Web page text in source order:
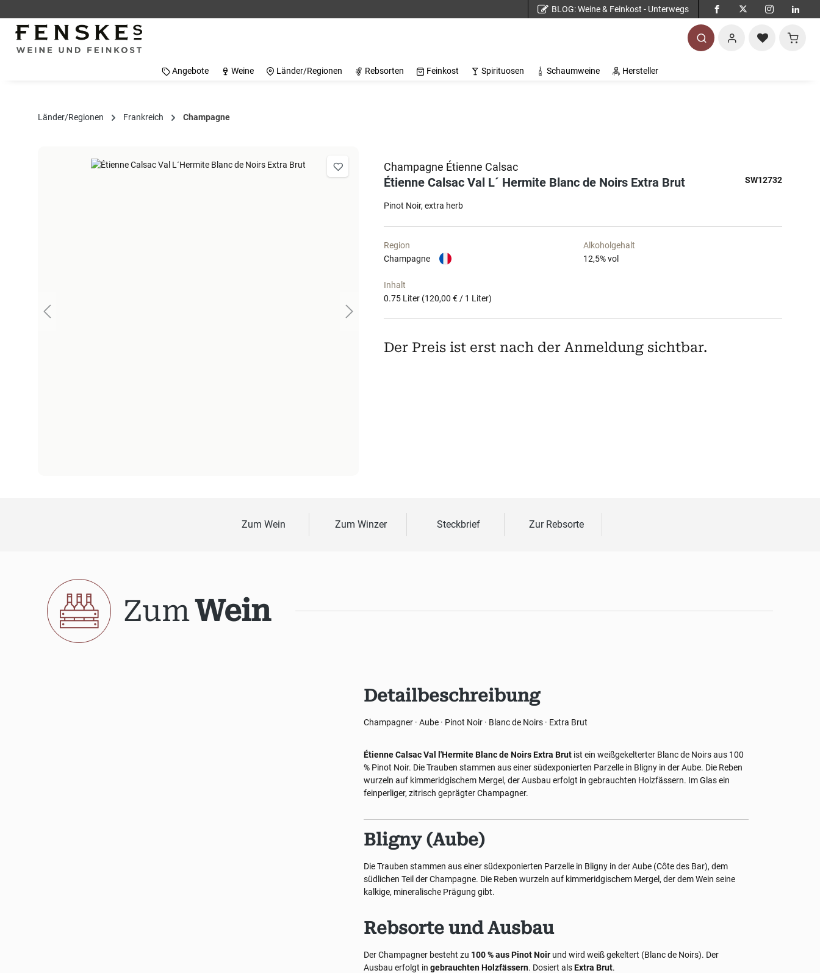
BLOG: Weine & Feinkost - Unterwegs
Angebote Weine Länder/Regionen Rebsorten Feinkost Spirituosen Schaumweine Hersteller
Länder/Regionen Frankreich Champagne
Champagne Étienne Calsac
Étienne Calsac Val L´ Hermite Blanc de Noirs Extra Brut SW12732
Pinot Noir extra herb
Region
Champagne
Alkoholgehalt
12,5% vol
Inhalt
0.75 Liter (120,00 € / 1 Liter)
Der Preis ist erst nach der Anmeldung sichtbar.
Zum Wein Zum Winzer Steckbrief Zur Rebsorte
ZumWein
Detailbeschreibung
Champagner · Aube · Pinot Noir · Blanc de Noirs · Extra Brut
Étienne Calsac Val l'Hermite Blanc de Noirs Extra Brut ist ein weißgekelterter Blanc de Noirs aus 100
% Pinot Noir. Die Trauben stammen aus einer südexponierten Parzelle in Bligny in der Aube. Die Reben
wurzeln auf kimmeridgischem Mergel, der Ausbau erfolgt in gebrauchten Holzfässern. Im Glas ein
feinperliger, zitrisch geprägter Champagner.
Bligny (Aube)
Die Trauben stammen aus einer südexponierten Parzelle in Bligny in der Aube (Côte des Bar), dem
südlichen Teil der Champagne. Die Reben wurzeln auf kimmeridgischem Mergel, der dem Wein seine
kalkige, mineralische Prägung gibt.
Rebsorte und Ausbau
Der Champagner besteht zu 100 % aus Pinot Noir und wird weiß gekeltert (Blanc de Noirs). Der
Ausbau erfolgt ingebrauchten Holzfässern. Dosiert alsExtra Brut.